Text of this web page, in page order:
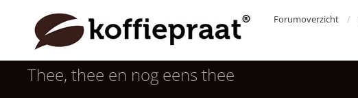
Forumoverzicht
Thee, thee en nog eens thee